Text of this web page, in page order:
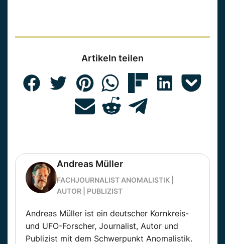
Artikeln teilen
Andreas Müller
FACHJOURNALIST ANOMALISTIK |
AUTOR | PUBLIZIST
Andreas Müller ist ein deutscher Kornkreis-
und UFO-Forscher, Journalist, Autor und
Publizist mit dem Schwerpunkt Anomalistik.